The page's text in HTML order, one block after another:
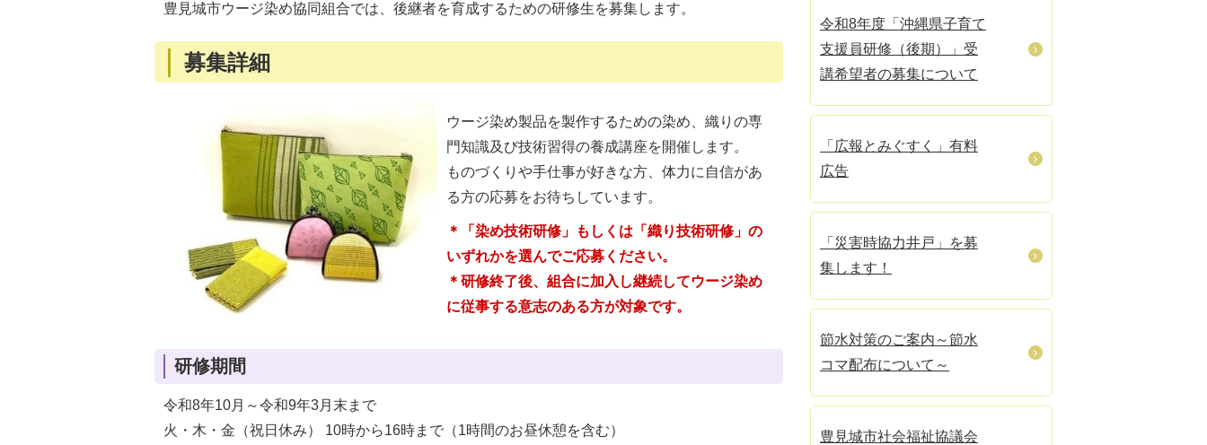
豊見城市ウージ染め協同組合では、後継者を育成するための研修生を募集します。
募集詳細
ウージ染め製品を製作するための染め、織りの専
門知識及び技術習得の養成講座を開催します。
ものづくりや手仕事が好きな方、体力に自信があ
る方の応募をお待ちしています。
＊「染め技術研修」もしくは「織り技術研修」の
いずれかを選んでご応募ください。
＊研修終了後、組合に加入し継続してウージ染め
に従事する意志のある方が対象です。
研修期間
令和8年10月～令和9年3月末まで
火・木・金（祝日休み） 10時から16時まで（1時間のお昼休憩を含む）
令和8年度「沖縄県子育て
支援員研修（後期）」受
講希望者の募集について
「広報とみぐすく」有料
広告
「災害時協力井戸」を募
集します！
節水対策のご案内～節水
コマ配布について～
豊見城市社会福祉協議会